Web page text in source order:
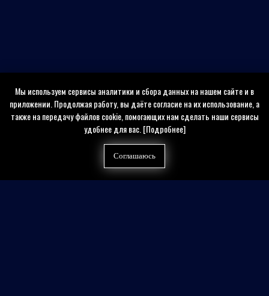
Мы используем сервисы аналитики и сбора данных на нашем сайте и в
приложении. Продолжая работу, вы даёте согласие на их использование, а
также на передачу файлов cookie, помогающих нам сделать наши сервисы
удобнее для вас.[Подробнее]
Соглашаюсь